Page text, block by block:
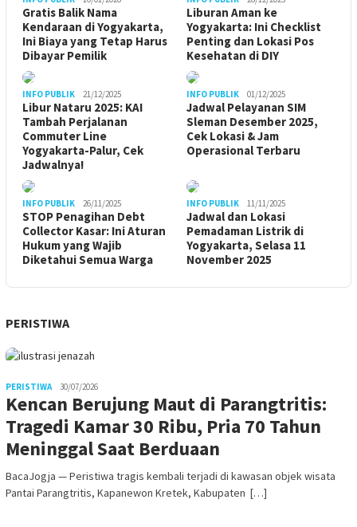
Gratis Balik Nama
Kendaraan di Yogyakarta,
Ini Biaya yang Tetap Harus
Dibayar Pemilik
Liburan Aman ke
Yogyakarta: Ini Checklist
Penting dan Lokasi Pos
Kesehatan di DIY
INFO PUBLIK 21/12/2025
Libur Nataru 2025: KAI
Tambah Perjalanan
Commuter Line
Yogyakarta-Palur, Cek
Jadwalnya!
INFO PUBLIK 01/12/2025
Jadwal Pelayanan SIM
Sleman Desember 2025,
Cek Lokasi & Jam
Operasional Terbaru
INFO PUBLIK 26/11/2025
STOP Penagihan Debt
Collector Kasar: Ini Aturan
Hukum yang Wajib
Diketahui Semua Warga
INFO PUBLIK 11/11/2025
Jadwal dan Lokasi
Pemadaman Listrik di
Yogyakarta, Selasa 11
November 2025
PERISTIWA
PERISTIWA 30/07/2026
Kencan Berujung Maut di Parangtritis:
Tragedi Kamar 30 Ribu, Pria 70 Tahun
Meninggal Saat Berduaan
BacaJogja — Peristiwa tragis kembali terjadi di kawasan objek wisata
Pantai Parangtritis, Kapanewon Kretek, Kabupaten […]